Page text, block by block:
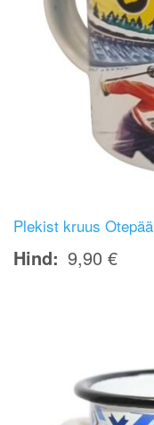
Plekist kruus Otepää
Hind 9,90 €